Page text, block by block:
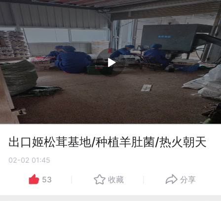
出口姬松茸基地/种植羊肚菌/热火朝天
02-02 01:45
53 收藏 分享